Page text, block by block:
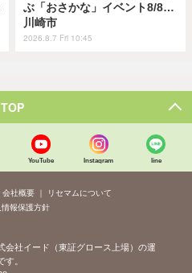
ぶ「おさかな」イベント8/8…
川崎市
2026.8.7 Fri 10:45
TOP
YouTube Instagram line
会社概要
リセマムについて
情報保護方針
会社イード（東証グロース上場）の運
。